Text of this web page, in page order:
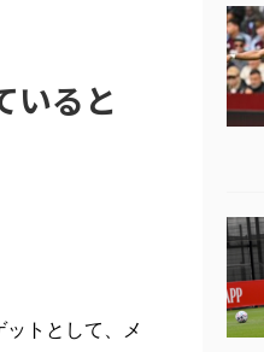
いると
トとして、メ